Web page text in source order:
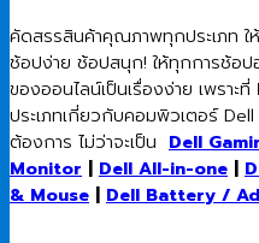
คัดสรรสินค้าคุณภาพทุกประเภท ใ
ช้อปง่าย ช้อปสนุก! ให้ทุกการช้อป
ของออนไลน์เป็นเรื่องง่าย เพราะที่
ประเภทเกี่ยวกับคอมพิวเตอร์
ต้องการ ไม่ว่าจะเป็น Dell
Monitor | Dell All-in-one |
& Mouse | Dell Battery /